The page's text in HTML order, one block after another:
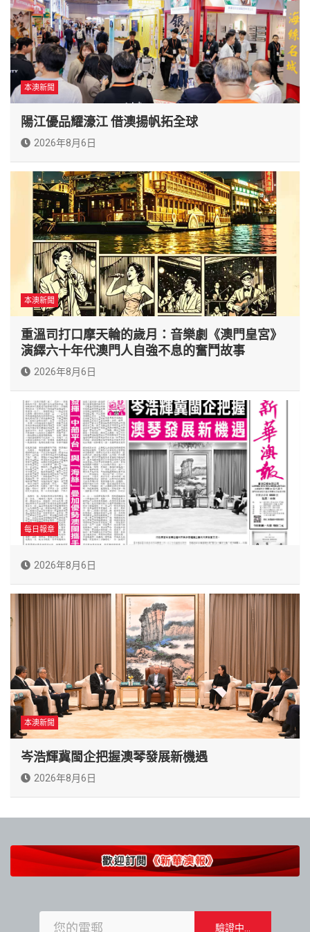
本澳新聞
陽江優品耀濠江 借澳揚帆拓全球
2026年8月6日
本澳新聞
重溫司打口摩天輪的歲月：音樂劇《澳門皇宮》
演繹六十年代澳門人自強不息的奮鬥故事
2026年8月6日
每日報章
2026年8月6日
本澳新聞
岑浩輝冀閩企把握澳琴發展新機遇
2026年8月6日